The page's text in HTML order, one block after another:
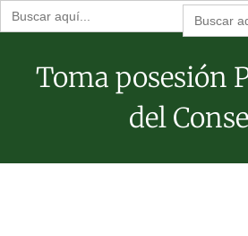
Buscar:
Buscar:
Toma posesión
del